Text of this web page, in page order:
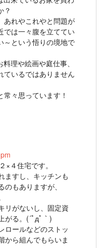
？
あれやこれやと問題が
では一々腹を立ててい
～という悟りの境地で
理や絵画や庭仕事、
ているではありません
常々思っています！
×４住宅です。
ますし、キッチンも
もありますが、
リがないし、固定資
がる。(´ﾟдﾟ｀)
ロールなどのストッ
から組んでもらいま